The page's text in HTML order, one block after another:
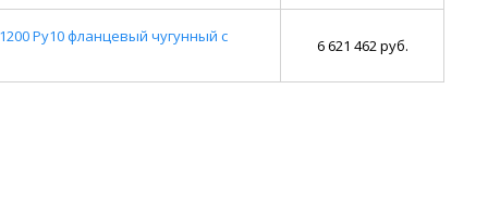
Ру10 фланцевый чугунный с 6 621 462 руб.